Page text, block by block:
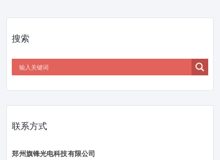
搜索
联系方式
郑州旗锋光电科技有限公司